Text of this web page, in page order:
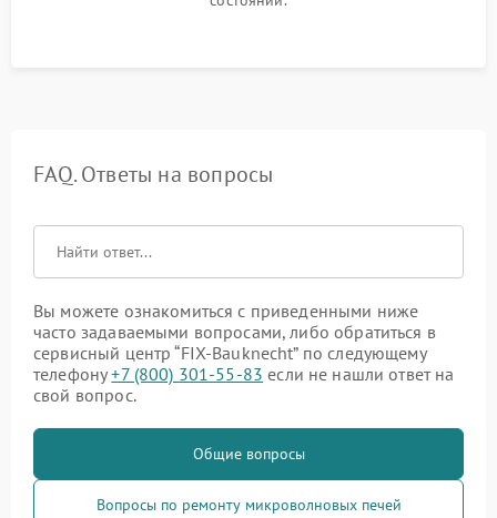
FAQ. Ответы на вопросы
Вы можете ознакомиться с приведенными ниже
часто задаваемыми вопросами, либо обратиться в
сервисный центр “FIX-Bauknecht” по следующему
телефону+7 (800) 301-55-83 если не нашли ответ на
свой вопрос.
Общие вопросы
Вопросы по ремонту микроволновых печей